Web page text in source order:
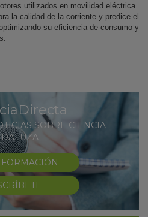
utilizados en movilidad eléctrica
la calidad de la corriente y predice el
su eficiencia de consumo y
SOBRE CIENCIA